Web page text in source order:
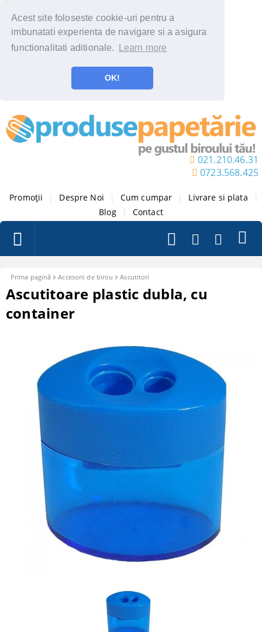
Acest site foloseste cookie-uri pentru a
imbunatati experienta de navigare si a asigura
functionalitati aditionale.
Learn more
OK!
021.210.46.31
0723.568.425
Promoții Despre Noi Cum cumpar Livrare si plata
Blog
Contact
Prima pagină Accesorii de birou Ascutitori
Ascutitoare plastic dubla, cu
container